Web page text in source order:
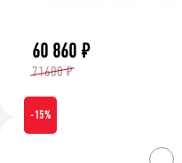
60 860 ₽
71600 ₽
-15%